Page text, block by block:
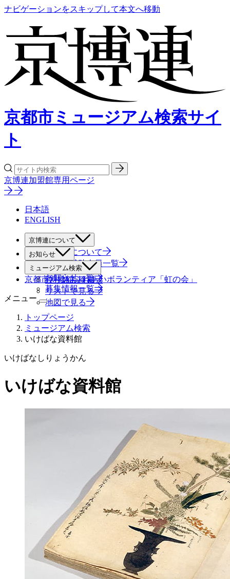
ナビゲーションをスキップして本文へ移動
京都市ミュージアム検索サイ
ト
京博連加盟館専用ページ
日本語
ENGLISH
京博連について
京博連について
役員・賛助会員一覧
お知らせ
すべて
お知らせ一覧
募集情報一覧
ミュージアム検索
絞り込み検索
リストで見る
地図で見る
京都市博物館ふれあいボランティア「虹の会」
メニュー
トップページ
ミュージアム検索
いけばな資料館
いけばなしりょうかん
いけばな資料館